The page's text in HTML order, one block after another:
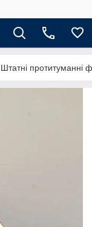
Штатні протитуманні